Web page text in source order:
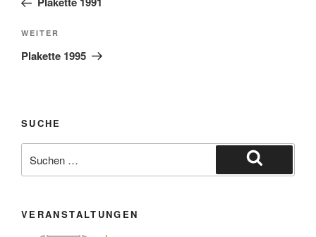
Nächster
Beitrag
WEITER
Plakette 1995
SUCHE
nach:
Suchen
VERANSTALTUNGEN